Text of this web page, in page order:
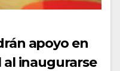
apoyo en
inaugurarse